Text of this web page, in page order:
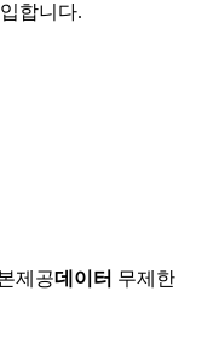
합니다.
제공데이터 무제한